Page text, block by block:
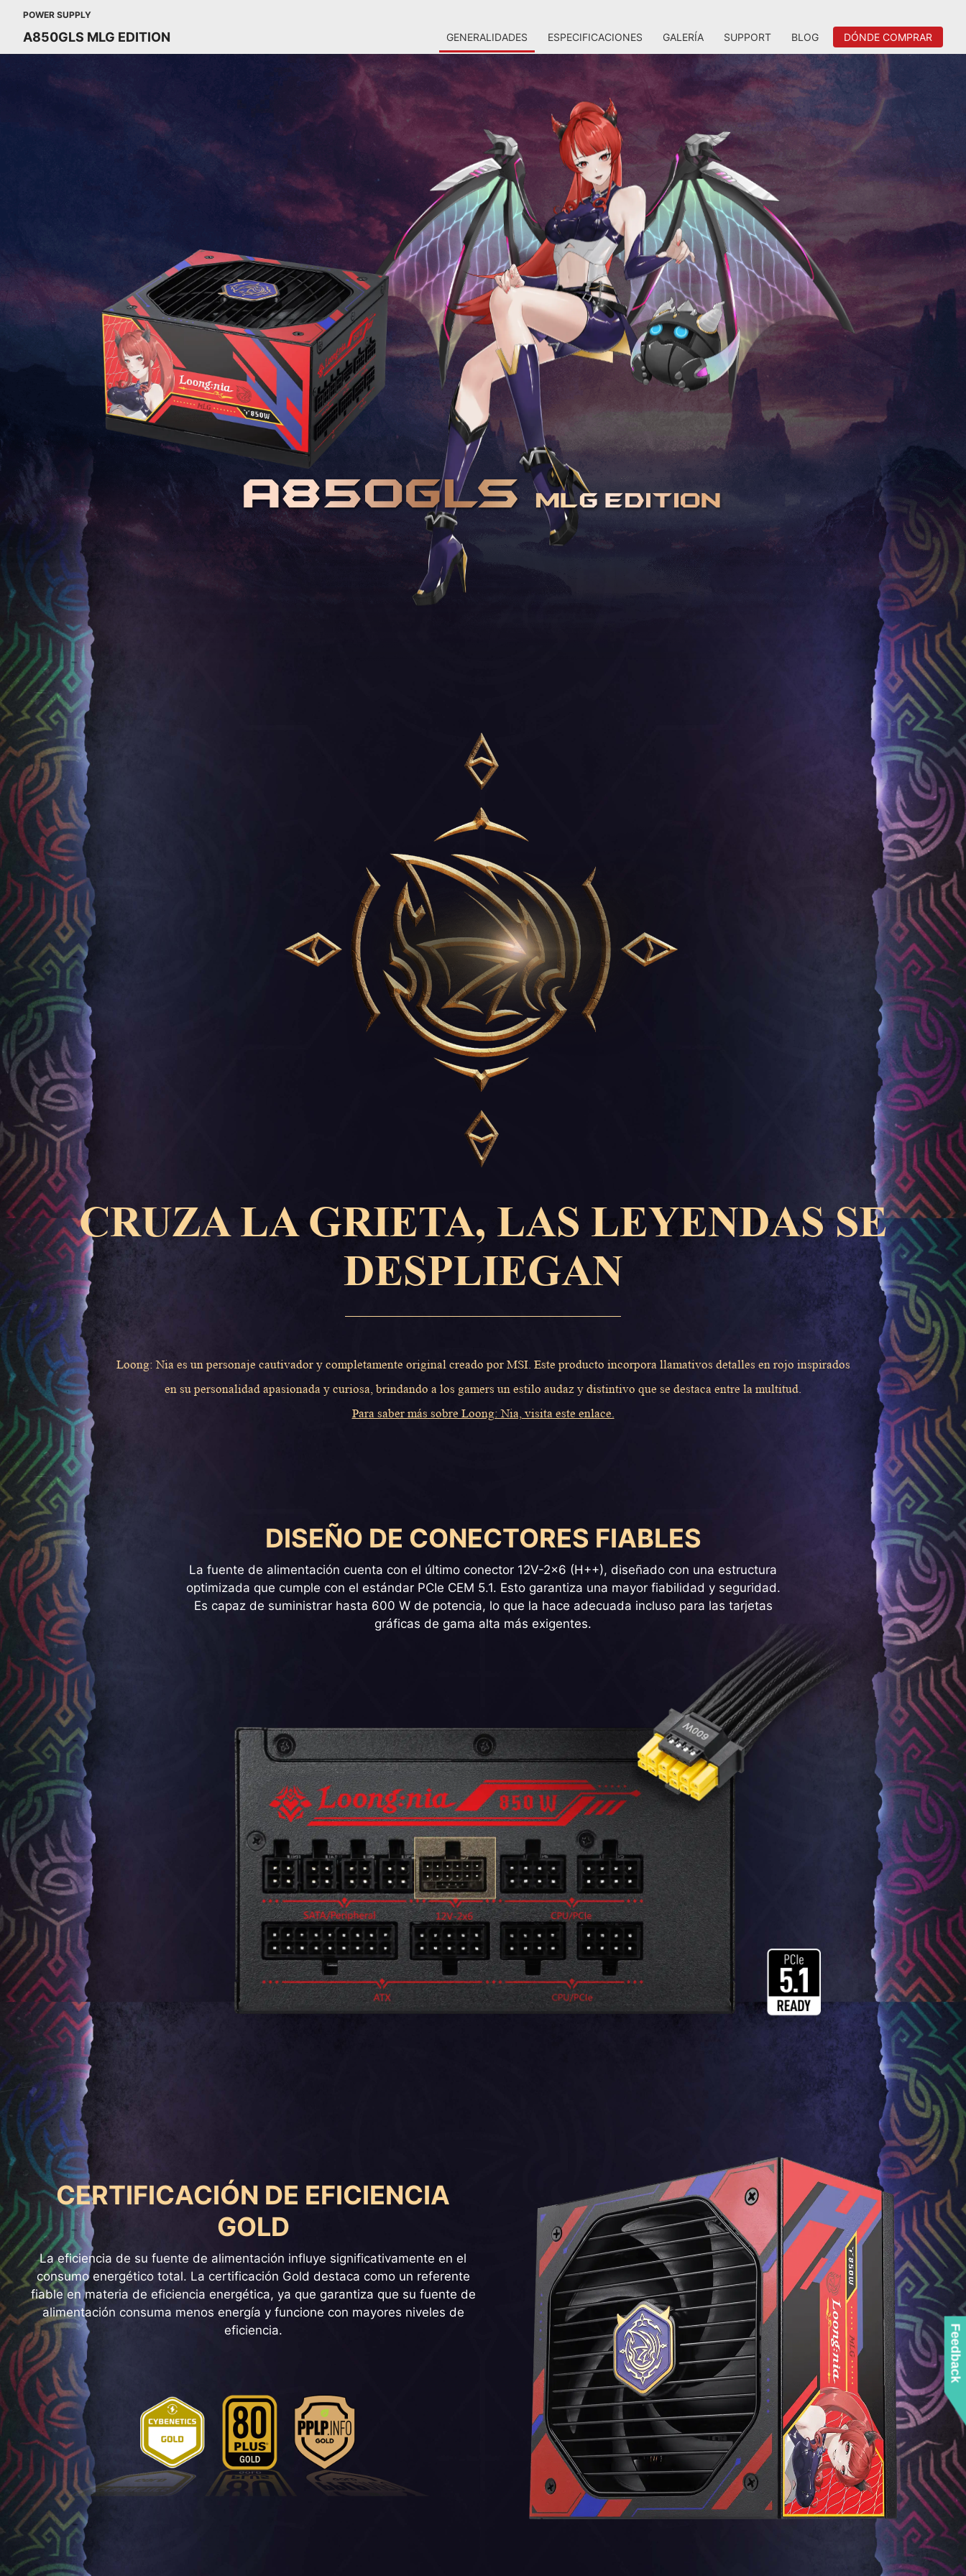
POWER SUPPLY
A850GLS MLG EDITION GENERALIDADES ESPECIFICACIONES GALERÍA SUPPORT BLOG DÓNDE COMPRAR
CRUZA LA GRIETA, LAS LEYENDAS SE
DESPLIEGAN
Loong: Nia es un personaje cautivador y completamente original creado por MSI. Este producto incorpora llamativos detalles en rojo inspirados
en su personalidad apasionada y curiosa, brindando a los gamers un estilo audaz y distintivo que se destaca entre la multitud.
Para saber más sobre Loong: Nia, visita este enlace.
DISEÑO DE CONECTORES FIABLES
La fuente de alimentación cuenta con el último conector 12V-2x6 (H++), diseñado con una estructura
optimizada que cumple con el estándar PCIe CEM 5.1. Esto garantiza una mayor fiabilidad y seguridad.
Es capaz de suministrar hasta 600 W de potencia, lo que la hace adecuada incluso para las tarjetas
gráficas de gama alta más exigentes.
CERTIFICACIÓN DE EFICIENCIA
GOLD
La eficiencia de su fuente de alimentación influye significativamente en el
consumo energético total. La certificación Gold destaca como un referente
fiable en materia de eficiencia energética, ya que garantiza que su fuente de
alimentación consuma menos energía y funcione con mayores niveles de
eficiencia.
Feedback